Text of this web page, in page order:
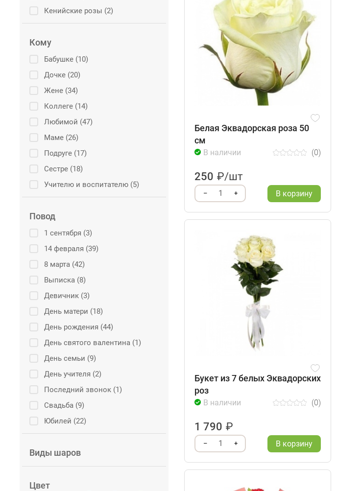
Кенийские розы (2)
Кому
Бабушке (10)
Дочке (20)
Жене (34)
Коллеге (14)
Любимой (47)
Маме (26)
Подруге (17)
Сестре (18)
Учителю и воспитателю (5)
Повод
1 сентября (3)
14 февраля (39)
8 марта (42)
Выписка (8)
Девичник (3)
День матери (18)
День рождения (44)
День святого валентина (1)
День семьи (9)
День учителя (2)
Последний звонок (1)
Свадьба (9)
Юбилей (22)
Виды шаров
Цвет
Белая Эквадорская роза 50
см
В наличии (0)
250 ₽/шт
– 1 + В корзину
Букет из 7 белых Эквадорских
роз
В наличии (0)
1 790 ₽
– 1 + В корзину